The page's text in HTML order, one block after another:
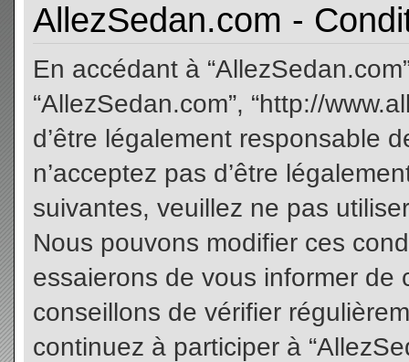
AllezSedan.com -
En accédant à
“AllezSedan.com”, “http://
d’être légalement responsable
n’acceptez pas d’être
suivantes, veuillez ne pas
Nous pouvons modifier ces
essaierons de vous informer
conseillons de vérifier
continuez à participer à